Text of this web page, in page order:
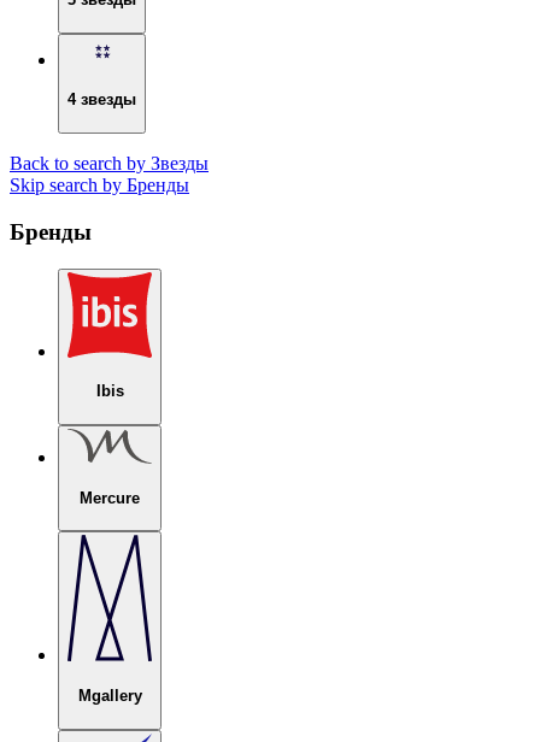
4 звезды
Back to search by Звезды
Skip search by Бренды
Бренды
Ibis
Mercure
Mgallery